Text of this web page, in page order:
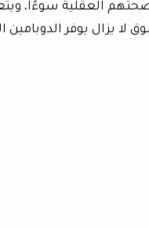
صحتهم العقلية سوءًا،
لا يزال يوفر الدوبامين